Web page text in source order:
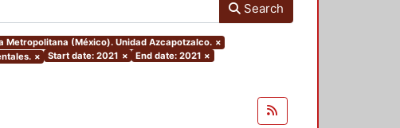
Search
(México). Unidad Azcapotzalco. ×
× Start date: 2021 × End date: 2021 ×